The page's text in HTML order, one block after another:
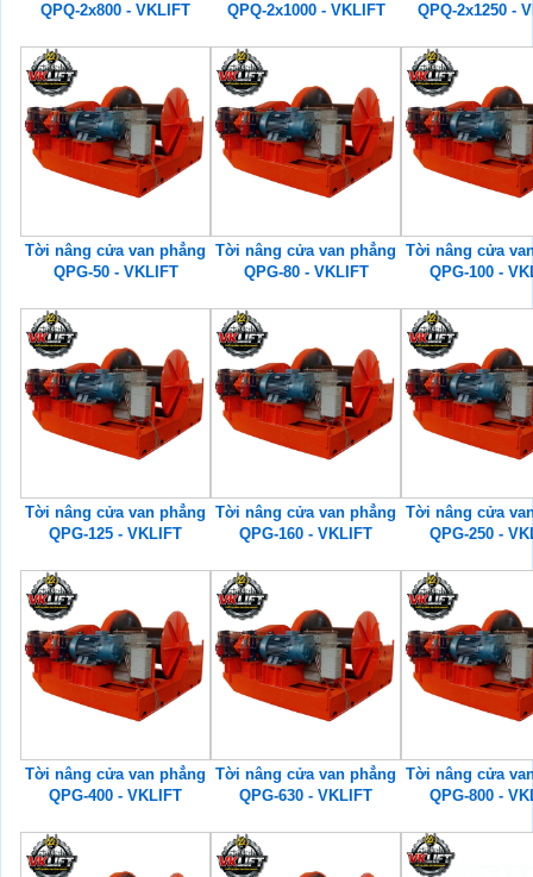
QPQ-2x800 - VKLIFT
QPQ-2x1000 - VKLIFT
QPQ-2x1250 -
Tời nâng cửa van phẳng
QPG-50 - VKLIFT
Tời nâng cửa van phẳng
QPG-80 - VKLIFT
Tời nâng cửa
QPG-100 -
Tời nâng cửa van phẳng
QPG-125 - VKLIFT
Tời nâng cửa van phẳng
QPG-160 - VKLIFT
Tời nâng cửa
QPG-250 -
Tời nâng cửa van phẳng
QPG-400 - VKLIFT
Tời nâng cửa van phẳng
QPG-630 - VKLIFT
Tời nâng cửa
QPG-800 -